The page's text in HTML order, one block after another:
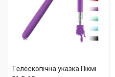
Телескопічна указка Пікмі